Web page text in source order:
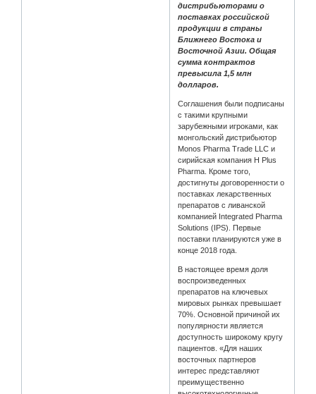
дистрибьюторами о
поставках российской
продукции в страны
Ближнего Востока и
Восточной Азии. Общая
сумма контрактов
превысила 1,5 млн
долларов.
Соглашения были подписаны
с такими крупными
зарубежными игроками, как
монгольский дистрибьютор
Monos Pharma Trade LLC и
сирийская компания H Plus
Pharma. Кроме того,
достигнуты договоренности о
поставках лекарственных
препаратов с ливанской
компанией Integrated Pharma
Solutions (IPS). Первые
поставки планируются уже в
конце 2018 года.
В настоящее время доля
воспроизведенных
препаратов на ключевых
мировых рынках превышает
70%. Основной причиной их
популярности является
доступность широкому кругу
пациентов. «Для наших
восточных партнеров
интерес представляют
преимущественно